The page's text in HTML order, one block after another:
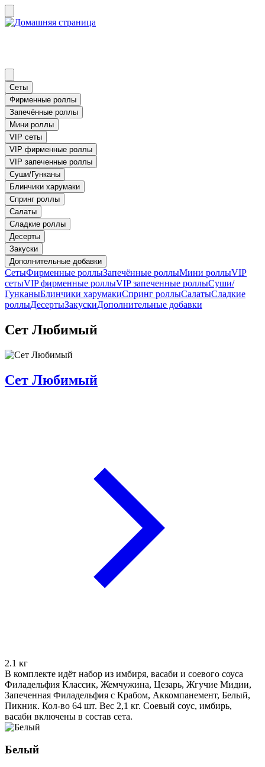
Сеты
Фирменные роллы
Запечённые роллы
Мини роллы
VIP сеты
VIP фирменные роллы
VIP запеченные роллы
Суши/Гунканы
Блинчики харумаки
Спринг роллы
Салаты
Сладкие роллы
Десерты
Закуски
Дополнительные добавки
СетыФирменные роллыЗапечённые роллыМини роллыVIP
сетыVIP фирменные роллыVIP запеченные роллыСуши/
ГунканыБлинчики харумакиСпринг роллыСалатыСладкие
роллыДесертыЗакускиДополнительные добавки
Сет Любимый
Сет Любимый
2.1 кг
В комплекте идёт набор из имбиря, васаби и соевого соуса
Филадельфия Классик, Жемчужина, Цезарь, Жгучие Мидии,
Запеченная Филадельфия с Крабом, Аккомпанемент, Белый,
Пикник. Кол-во 64 шт. Вес 2,1 кг. Соевый соус, имбирь,
васаби включены в состав сета.
Белый